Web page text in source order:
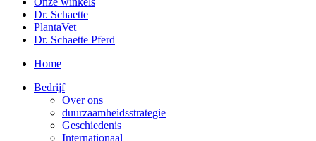
Dr. Schaette
PlantaVet
Dr. Schaette Pferd
Home
Bedrijf
Over ons
duurzaamheidsstrategie
Geschiedenis
Internationaal